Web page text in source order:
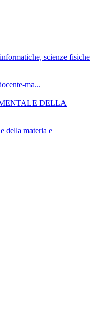
scienze fisiche
ma...
DELLA
della materia e